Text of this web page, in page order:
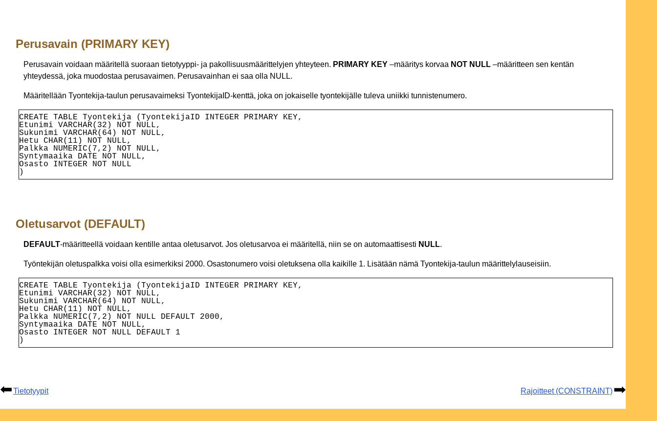
Perusavain (PRIMARY KEY)
Perusavain voidaan määritellä suoraan tietotyyppi- ja pakollisuusmäärittelyjen yhteyteen. PRIMARY KEY –määritys korvaa NOT NULL –määritteen sen kentän
yhteydessä, joka muodostaa perusavaimen. Perusavainhan ei saa olla NULL.
Määritellään Tyontekija-taulun perusavaimeksi TyontekijaID-kenttä, joka on jokaiselle tyontekijälle tuleva uniikki tunnistenumero.
CREATE TABLE Tyontekija (TyontekijaID INTEGER PRIMARY KEY,
Etunimi VARCHAR(32) NOT NULL,
Sukunimi VARCHAR(64) NOT NULL,
Hetu CHAR(11) NOT NULL,
Palkka NUMERIC(7,2) NOT NULL,
Syntymaaika DATE NOT NULL,
Osasto INTEGER NOT NULL
)
Oletusarvot (DEFAULT)
DEFAULT-määritteellä voidaan kentille antaa oletusarvot. Jos oletusarvoa ei määritellä, niin se on automaattisesti NULL.
Työntekijän oletuspalkka voisi olla esimerkiksi 2000. Osastonumero voisi oletuksena olla kaikille 1. Lisätään nämä Tyontekija-taulun määrittelylauseisiin.
CREATE TABLE Tyontekija (TyontekijaID INTEGER PRIMARY KEY,
Etunimi VARCHAR(32) NOT NULL,
Sukunimi VARCHAR(64) NOT NULL,
Hetu CHAR(11) NOT NULL,
Palkka NUMERIC(7,2) NOT NULL DEFAULT 2000,
Syntymaaika DATE NOT NULL,
Osasto INTEGER NOT NULL DEFAULT 1
)
Tietotyypit Rajoitteet (CONSTRAINT)